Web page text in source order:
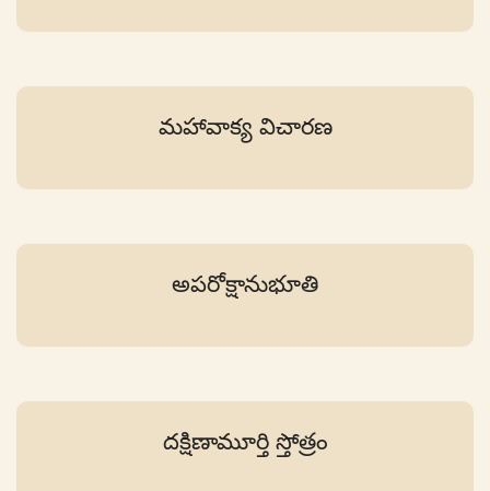
మహావాక్య విచారణ
అపరోక్షానుభూతి
దక్షిణామూర్తి స్తోత్రం